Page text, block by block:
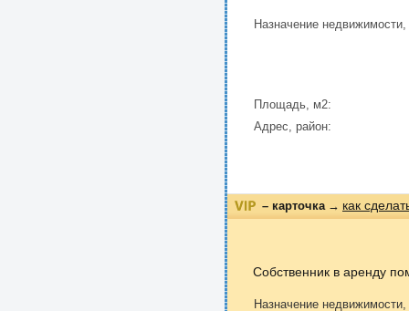
Назначение
Площадь, м2:
Адрес, район:
– карточка → как
Собственник в аренду
Назначение